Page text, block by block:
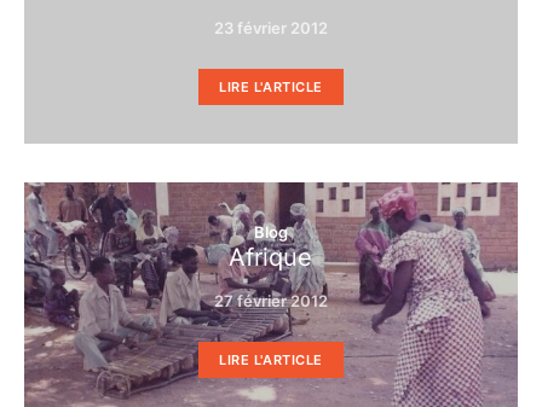
23 février 2012
LIRE L'ARTICLE
Blog
Afrique
27 février 2012
LIRE L'ARTICLE